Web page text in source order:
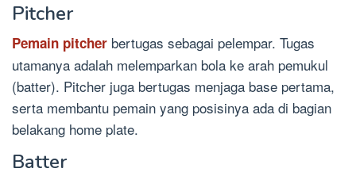
Pitcher
Pemain pitcher bertugas sebagai pelempar. Tugas
utamanya adalah melemparkan bola ke arah pemukul
(batter). Pitcher juga bertugas menjaga base pertama,
serta membantu pemain yang posisinya ada di bagian
belakang home plate.
Batter